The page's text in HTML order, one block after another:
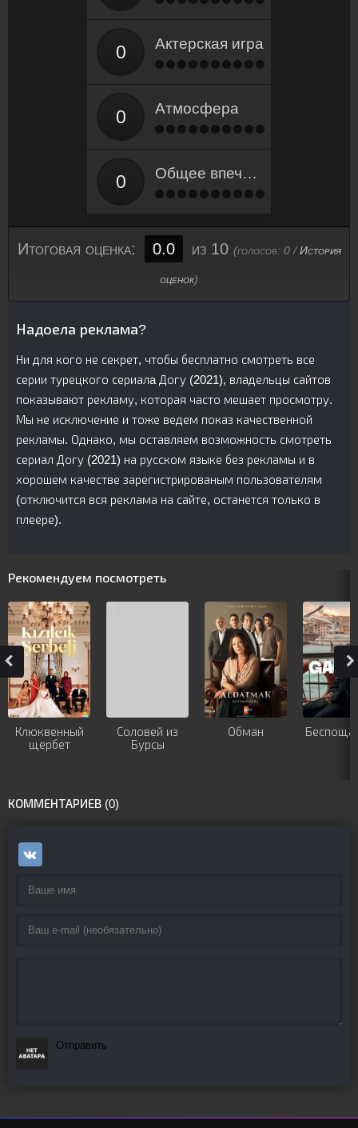
Актерская игра
Атмосфера
Общее впечатление
Итоговая оценка: 0.0 из 10 (голосов: 0/История
оценок)
Надоела реклама?
Ни для кого не секрет, чтобы бесплатно смотреть все
серии турецкого сериалa Догу (2021), владельцы сайтов
показывают рекламу, которая часто мешает просмотру.
Мы не исключение и тоже ведем показ качественной
рекламы. Однако, мы оставляем возможность смотреть
сериал Догу (2021) на русском языке без рекламы и в
хорошем качестве зарегистрированым пользователям
(отключится вся реклама на сайте, останется только в
плеере).
Рекомендуем посмотреть
Клюквенный
щербет
Соловей из
Бурсы
Обман
КОММЕНТАРИЕВ (0)
Отправить